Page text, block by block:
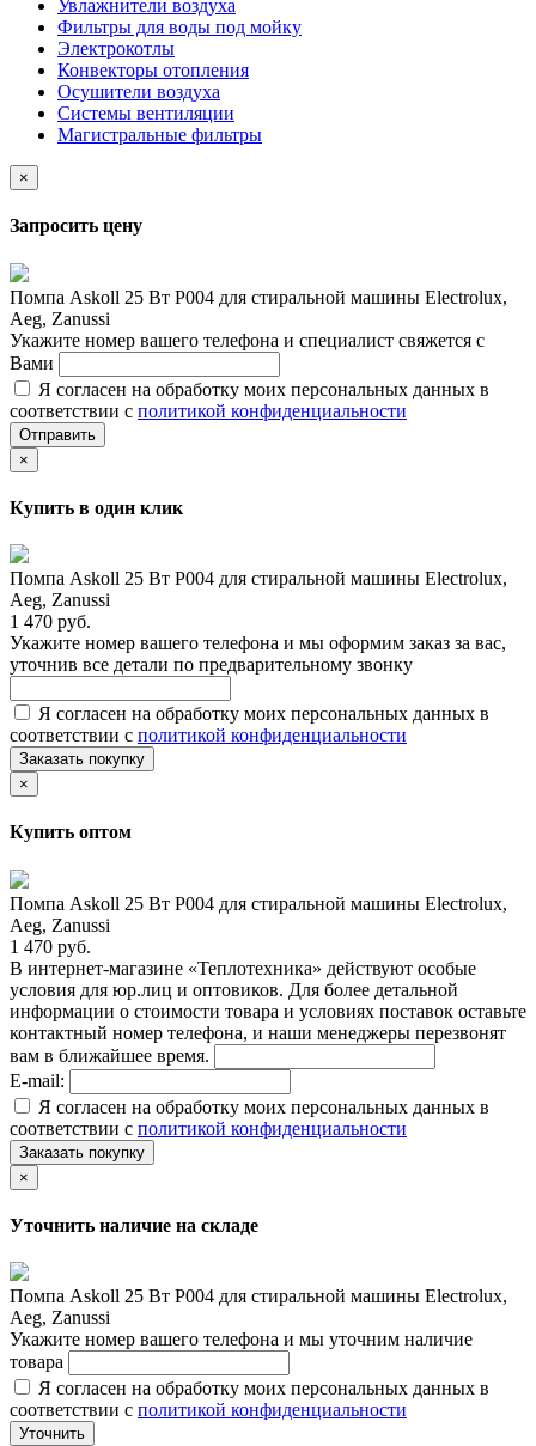
Увлажнители воздуха
Фильтры для воды под мойку
Электрокотлы
Конвекторы отопления
Осушители воздуха
Системы вентиляции
Магистральные фильтры
×
Запросить цену
Помпа Askoll 25 Вт P004 для стиральной машины Electrolux,
Aeg, Zanussi
Укажите номер вашего телефона и специалист свяжется с
Вами
Я согласен на обработку моих персональных данных в
соответствии с политикой конфиденциальности
Отправить
×
Купить в один клик
Помпа Askoll 25 Вт P004 для стиральной машины Electrolux,
Aeg, Zanussi
1 470 руб.
Укажите номер вашего телефона и мы оформим заказ за вас,
уточнив все детали по предварительному звонку
Я согласен на обработку моих персональных данных в
соответствии с политикой конфиденциальности
Заказать покупку
×
Купить оптом
Помпа Askoll 25 Вт P004 для стиральной машины Electrolux,
Aeg, Zanussi
1 470 руб.
В интернет-магазине «Теплотехника» действуют особые
условия для юр.лиц и оптовиков. Для более детальной
информации о стоимости товара и условиях поставок оставьте
контактный номер телефона, и наши менеджеры перезвонят
вам в ближайшее время.
E-mail:
Я согласен на обработку моих персональных данных в
соответствии с политикой конфиденциальности
Заказать покупку
×
Уточнить наличие на складе
Помпа Askoll 25 Вт P004 для стиральной машины Electrolux,
Aeg, Zanussi
Укажите номер вашего телефона и мы уточним наличие
товара
Я согласен на обработку моих персональных данных в
соответствии с политикой конфиденциальности
Уточнить